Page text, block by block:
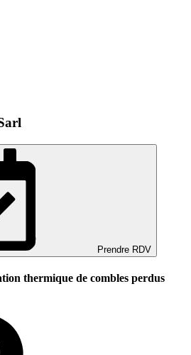
Prendre RDV
thermique de combles perdus